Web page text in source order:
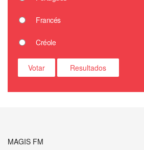
Francés
Créole
MAGIS FM